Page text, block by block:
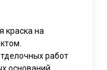
краска на
работ
оснований.